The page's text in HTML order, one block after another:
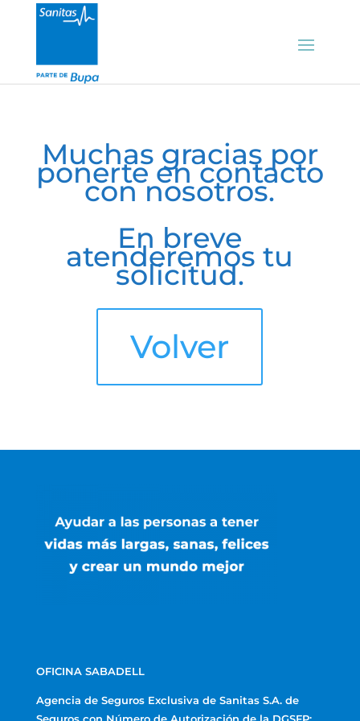
Muchas gracias por
ponerte en contacto
con nosotros.
En breve
atenderemos tu
solicitud.
Volver
OFICINA SABADELL
Agencia de Seguros Exclusiva de Sanitas S.A. de